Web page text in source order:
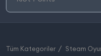
Tüm Kategoriler Steam